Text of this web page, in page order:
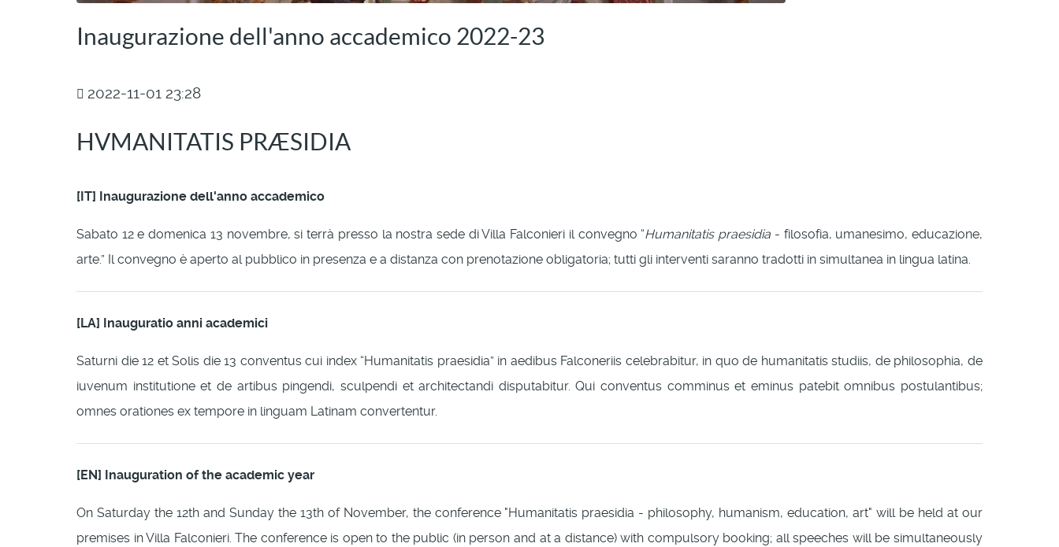
Inaugurazione dell'anno accademico 2022-23
2022-11-01 23:28
HVMANITATIS PRÆSIDIA
[IT] Inaugurazione dell'anno accademico
Sabato 12 e domenica 13 novembre, si terrà presso la nostra sede di Villa Falconieri il convegno “Humanitatis praesidia - filosofia, umanesimo, educazione,
arte.” Il convegno è aperto al pubblico in presenza e a distanza con prenotazione obligatoria; tutti gli interventi saranno tradotti in simultanea in lingua latina.
[LA] Inauguratio anni academici
Saturni die 12 et Solis die 13 conventus cui index “Humanitatis praesidia” in aedibus Falconeriis celebrabitur, in quo de humanitatis studiis, de philosophia, de
iuvenum institutione et de artibus pingendi, sculpendi et architectandi disputabitur. Qui conventus comminus et eminus patebit omnibus postulantibus;
omnes orationes ex tempore in linguam Latinam convertentur.
[EN] Inauguration of the academic year
On Saturday the 12th and Sunday the 13th of November, the conference "Humanitatis praesidia - philosophy, humanism, education, art" will be held at our
premises in Villa Falconieri. The conference is open to the public (in person and at a distance) with compulsory booking; all speeches will be simultaneously